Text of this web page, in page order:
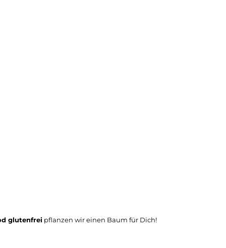
glutenfreipflanzen wir einen Baum für Dich!